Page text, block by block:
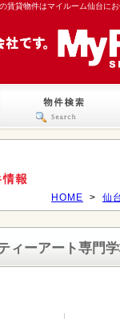
賃貸物件はマイルーム仙台にお
HOME > 仙
ィーアート専門学